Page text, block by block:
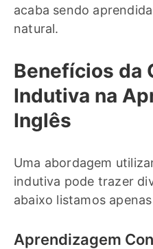
acaba sendo
natural.
Benefícios da
Indutiva na
Inglês
Uma abordagem
indutiva pode trazer
abaixo listamos
Aprendizagem